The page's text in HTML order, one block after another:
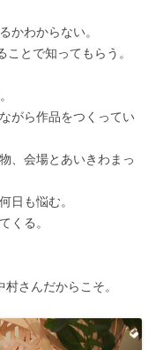
かわからない。
とで知ってもらう。
がら作品をつくってい
、会場とあいきわまっ
日も悩む。
くる。
さんだからこそ。